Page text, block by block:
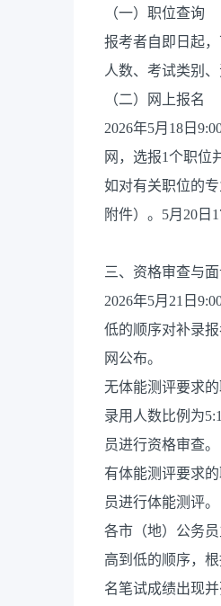
（一）职位查询
报考者自即日起
人数、考试类别
（二）网上报名
2026年5月18日
网，选报1个职位
如对有关职位的
附件）。5月20日
三、资格审查与
2026年5月21日
低的顺序对补录
网公布。
无体能测评要求
录用人数比例为
员进行资格审查。
有体能测评要求
员进行体能测评。
各市（地）公务
高到低的顺序，
名笔试成绩出现